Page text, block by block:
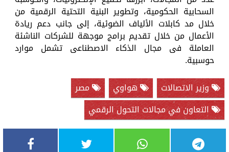
السحابية الحكومية، وتطوير البنية التحتية الرقمية من
خلال مد كابلات الألياف الضوئية، إلى جانب دعم ريادة
الأعمال من خلال تقديم برامج موجهة للشركات الناشئة
العاملة فى مجال الذكاء الاصطناعى تشمل موارد
حوسبية.
وزير الاتصالات
هواوي
مصر
التعاون في مجالات التحول الرقمي